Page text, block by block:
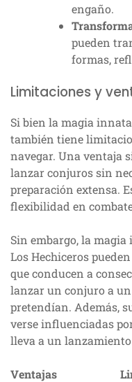
engaño.
pueden
formas,
Limitaciones y
Si bien la magia
también tiene
navegar. Una ventaja
lanzar conjuros sin
preparación extensa.
flexibilidad en
Sin embargo, la
Los Hechiceros
que conducen a
lanzar un conjuro a
pretendían. Además,
verse influenciadas
lleva a un
Ventajas